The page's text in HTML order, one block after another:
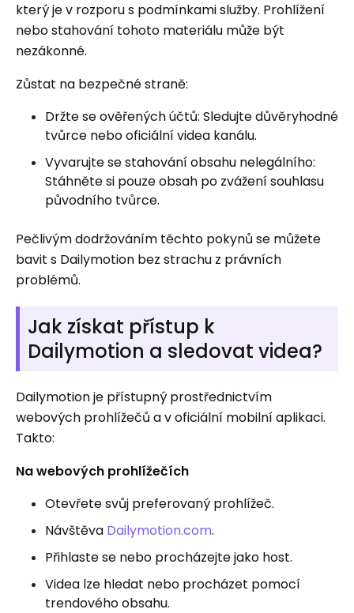
který je v rozporu s podmínkami služby. Prohlížení
nebo stahování tohoto materiálu může být
nezákonné.
Zůstat na bezpečné straně:
Držte se ověřených účtů: Sledujte důvěryhodné
tvůrce nebo oficiální videa kanálu.
Vyvarujte se stahování obsahu nelegálního:
Stáhněte si pouze obsah po zvážení souhlasu
původního tvůrce.
Pečlivým dodržováním těchto pokynů se můžete
bavit s Dailymotion bez strachu z právních
problémů.
Jak získat přístup k
Dailymotion a sledovat videa?
Dailymotion je přístupný prostřednictvím
webových prohlížečů a v oficiální mobilní aplikaci.
Takto:
Na webových prohlížečích
Otevřete svůj preferovaný prohlížeč.
Návštěva Dailymotion.com.
Přihlaste se nebo procházejte jako host.
Videa lze hledat nebo procházet pomocí
trendového obsahu.